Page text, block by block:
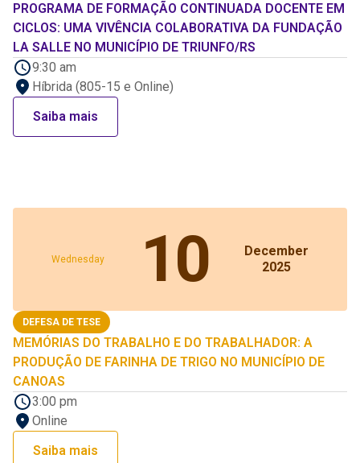
PROGRAMA DE FORMAÇÃO CONTINUADA DOCENTE EM
CICLOS: UMA VIVÊNCIA COLABORATIVA DA FUNDAÇÃO
LA SALLE NO MUNICÍPIO DE TRIUNFO/RS
9:30 am
Híbrida (805-15 e Online)
Saiba mais
Wednesday 10
December
2025
DEFESA DE TESE
MEMÓRIAS DO TRABALHO E DO TRABALHADOR: A
PRODUÇÃO DE FARINHA DE TRIGO NO MUNICÍPIO DE
CANOAS
3:00 pm
Online
Saiba mais